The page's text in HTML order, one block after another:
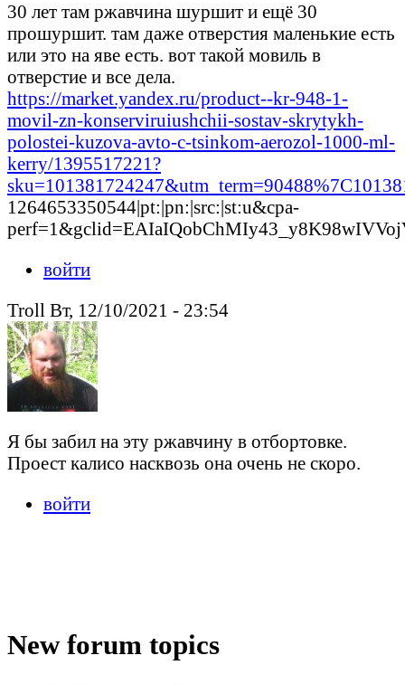
30 лет там ржавчина шуршит и ещё 30
прошуршит. там даже отверстия маленькие есть
или это на яве есть. вот такой мовиль в
отверстие и все дела.
https://market.yandex.ru/product--kr-948-1-
movil-zn-konserviruiushchii-sostav-skrytykh-
polostei-kuzova-avto-c-tsinkom-aerozol-1000-ml-
kerry/1395517221?
1264653350544|pt:|pn:|src:|st:u&cpa-
войти
Troll Вт, 12/10/2021 - 23:54
Я бы забил на эту ржавчину в отбортовке.
Проест калисо насквозь она очень не скоро.
войти
New forum topics